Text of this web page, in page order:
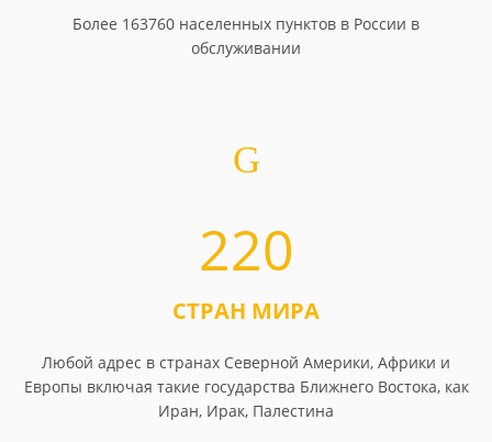
Более 163760 населенных пунктов в России в
обслуживании
220
СТРАН МИРА
Любой адрес в странах Северной Америки, Африки и
Европы включая такие государства Ближнего Востока, как
Иран, Ирак, Палестина